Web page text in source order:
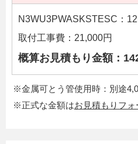
N3WU3PWASKSTESC：
取付工事費：21,000円
概算お見積もり金額：
※金属可とう管使用時：別途
※正式な金額はお見積もりフォ